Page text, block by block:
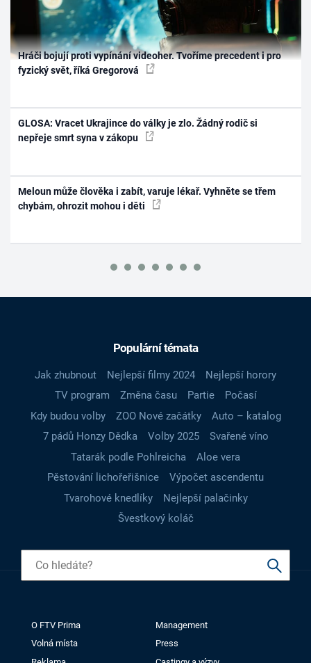
Hráči bojují proti vypínání videoher. Tvoříme precedent i pro
fyzický svět, říká Gregorová
GLOSA: Vracet Ukrajince do války je zlo. Žádný rodič si
nepřeje smrt syna v zákopu
Meloun může člověka i zabít, varuje lékař. Vyhněte se třem
chybám, ohrozit mohou i děti
Populární témata
Jak zhubnout Nejlepší filmy 2024
Nejlepší horory
TV program
Změna času Partie
Počasí
Kdy budou volby
ZOO Nové začátky
Auto – katalog
7 pádů Honzy Dědka
Volby 2025
Svařené víno
Tatarák podle Pohlreicha
Aloe vera
Pěstování lichořeřišnice
Výpočet ascendentu
Tvarohové knedlíky
Nejlepší palačinky
Švestkový koláč
O FTV Prima
Management
Volná místa
Press